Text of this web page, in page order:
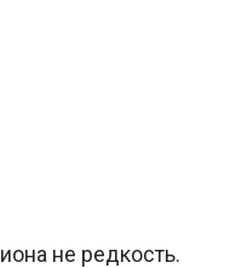
не редкость.